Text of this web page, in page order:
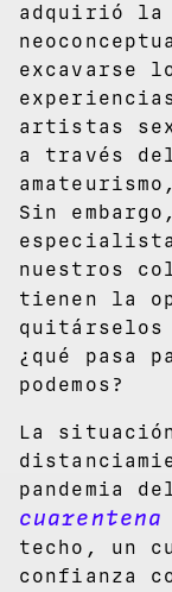
adquirió la
excavarse
artistas
a través
Sin
nuestros
tienen la
¿qué pasa
podemos?
La
pandemia
cuarentena
techo, un
confianza